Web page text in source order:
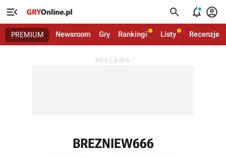
   
PREMIUM Newsroom Gry Rankingi Listy Recenzje
BREZNIEW666